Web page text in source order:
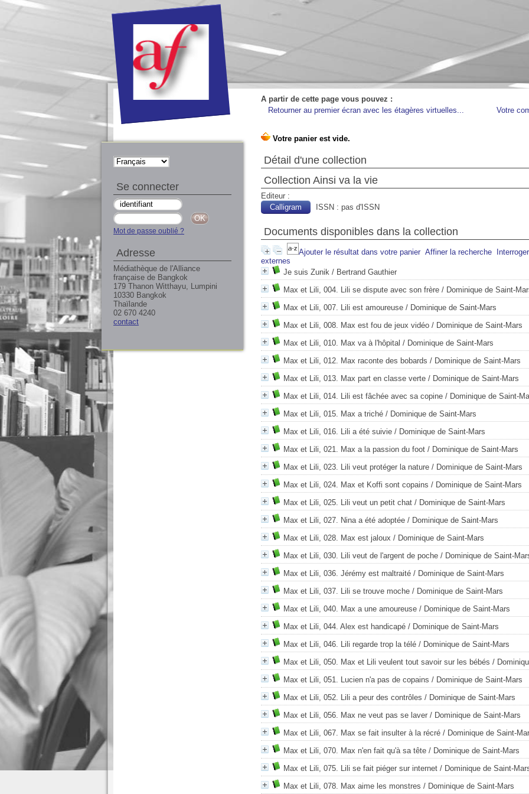
A partir de cette page vous pouvez :
Retourner au premier écran avec les étagères virtuelles...
Votre
Détail d'une collection
Collection Ainsi va la vie
Editeur :
Calligram
ISSN : pas d'ISSN
Documents disponibles dans la collection
Ajouter le résultat dans votre panier Affiner la recherche
externes
Je suis Zunik / Bertrand Gauthier
Max et Lili, 004. Lili se dispute avec son frère / Dominique de Saint-
Max et Lili, 007. Lili est amoureuse / Dominique de Saint-Mars
Max et Lili, 008. Max est fou de jeux vidéo / Dominique de Saint-Mars
Max et Lili, 010. Max va à l'hôpital / Dominique de Saint-Mars
Max et Lili, 012. Max raconte des bobards / Dominique de Saint-Mars
Max et Lili, 013. Max part en classe verte / Dominique de Saint-Mars
Max et Lili, 014. Lili est fâchée avec sa copine / Dominique de Saint-
Max et Lili, 015. Max a triché / Dominique de Saint-Mars
Max et Lili, 016. Lili a été suivie / Dominique de Saint-Mars
Max et Lili, 021. Max a la passion du foot / Dominique de Saint-Mars
Max et Lili, 023. Lili veut protéger la nature / Dominique de Saint-Mars
Max et Lili, 024. Max et Koffi sont copains / Dominique de Saint-Mars
Max et Lili, 025. Lili veut un petit chat / Dominique de Saint-Mars
Max et Lili, 027. Nina a été adoptée / Dominique de Saint-Mars
Max et Lili, 028. Max est jaloux / Dominique de Saint-Mars
Max et Lili, 030. Lili veut de l'argent de poche / Dominique de Saint-
Max et Lili, 036. Jérémy est maltraité / Dominique de Saint-Mars
Max et Lili, 037. Lili se trouve moche / Dominique de Saint-Mars
Max et Lili, 040. Max a une amoureuse / Dominique de Saint-Mars
Max et Lili, 044. Alex est handicapé / Dominique de Saint-Mars
Max et Lili, 046. Lili regarde trop la télé / Dominique de Saint-Mars
Max et Lili, 050. Max et Lili veulent tout savoir sur les bébés /
Max et Lili, 051. Lucien n'a pas de copains / Dominique de Saint-Mars
Max et Lili, 052. Lili a peur des contrôles / Dominique de Saint-Mars
Max et Lili, 056. Max ne veut pas se laver / Dominique de Saint-Mars
Max et Lili, 067. Max se fait insulter à la récré / Dominique de Saint-
Max et Lili, 070. Max n'en fait qu'à sa tête / Dominique de Saint-Mars
Max et Lili, 075. Lili se fait piéger sur internet / Dominique de Saint-
Max et Lili, 078. Max aime les monstres / Dominique de Saint-Mars
Se connecter
Mot de passe oublié ?
Adresse
Médiathèque de l'Alliance
française de Bangkok
179 Thanon Witthayu, Lumpini
10330 Bangkok
Thaïlande
02 670 4240
contact